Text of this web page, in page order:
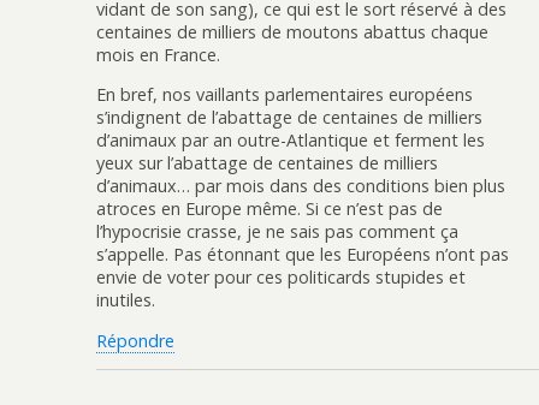
vidant de son sang), ce qui est le sort réservé à des
centaines de milliers de moutons abattus chaque
mois en France.
En bref, nos vaillants parlementaires européens
s’indignent de l’abattage de centaines de milliers
d’animaux par an outre-Atlantique et ferment les
yeux sur l’abattage de centaines de milliers
d’animaux… par mois dans des conditions bien plus
atroces en Europe même. Si ce n’est pas de
l’hypocrisie crasse, je ne sais pas comment ça
s’appelle. Pas étonnant que les Européens n’ont pas
envie de voter pour ces politicards stupides et
inutiles.
Répondre